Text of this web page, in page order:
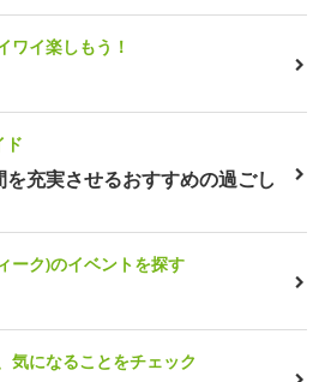
ワイ楽しもう！
ド
充実させるおすすめの過ごし
ーク)のイベントを探す
気になることをチェック